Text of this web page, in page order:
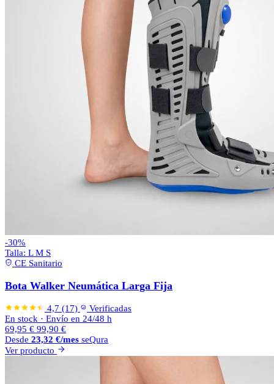
-30%
Talla: L M S
CE Sanitario
Bota Walker Neumática Larga Fija
4,7 (17)
Verificadas
En stock · Envío en 24/48 h
69,95 € 99,90 €
Desde 23,32 €/mes seQura
Ver producto